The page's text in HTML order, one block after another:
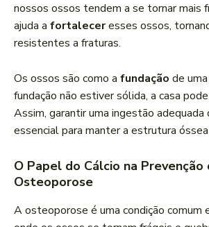
nossos ossos tendem a se tornar mais
ajuda a fortaleceresses ossos,
resistentes a fraturas.
Os ossos são como a fundação de
fundação não estiver sólida, a casa
Assim, garantir uma ingestão adequada
essencial para manter a estrutura
O Papel do Cálcio na Prevenção
Osteoporose
A osteoporose é uma condição comum